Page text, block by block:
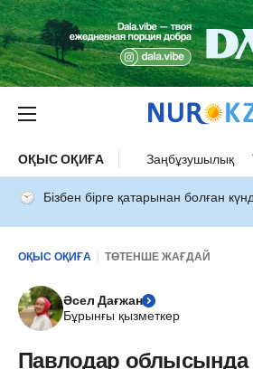
ОҚЫС ОҚИҒА Заңбұзушылық
Бізбен бірге қатарынан болған
ОҚЫС ОҚИҒА ТӨТЕНШЕ ЖАҒДАЙ
Әсел Дағжан
Бұрынғы қызметкер
Павлодар облысында